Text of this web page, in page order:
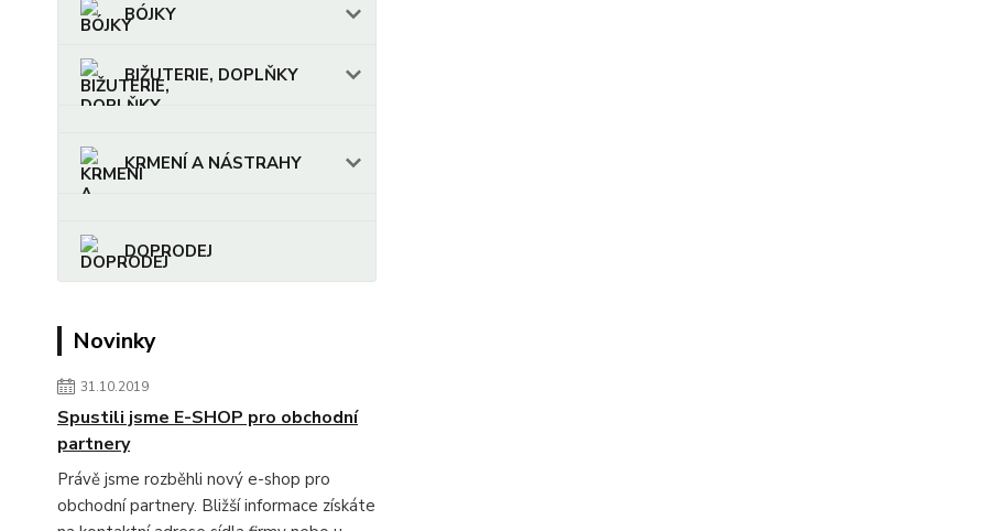
BÓJKY
BIŽUTERIE, DOPLŇKY
KRMENÍ A NÁSTRAHY
DOPRODEJ
Novinky
31.10.2019
Spustili jsme E-SHOP pro obchodní
partnery
Právě jsme rozběhli nový e-shop pro
obchodní partnery. Bližší informace získáte